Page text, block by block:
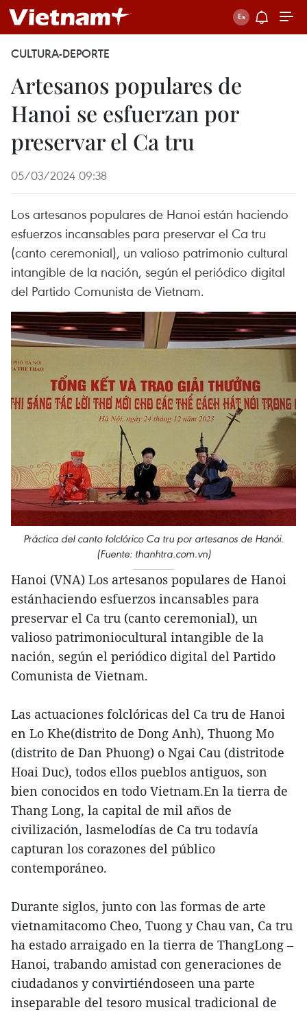
CULTURA-DEPORTE
Artesanos populares de
Hanoi se esfuerzan por
preservar el Ca tru
05/03/2024 09:38
Los artesanos populares de Hanoi están haciendo
esfuerzos incansables para preservar el Ca tru
(canto ceremonial), un valioso patrimonio cultural
intangible de la nación, según el periódico digital
del Partido Comunista de Vietnam.
Práctica del canto folclórico Ca tru por artesanos de Hanói.
(Fuente: thanhtra.com.vn)
Hanoi (VNA) Los artesanos populares de Hanoi
estánhaciendo esfuerzos incansables para
preservar el Ca tru (canto ceremonial), un
valioso patrimoniocultural intangible de la
nación, según el periódico digital del Partido
Comunista de Vietnam.
Las actuaciones folclóricas del Ca tru de Hanoi
en Lo Khe(distrito de Dong Anh), Thuong Mo
(distrito de Dan Phuong) o Ngai Cau (distritode
Hoai Duc), todos ellos pueblos antiguos, son
bien conocidos en todo Vietnam.En la tierra de
Thang Long, la capital de mil años de
civilización, lasmelodías de Ca tru todavía
capturan los corazones del público
contemporáneo.
Durante siglos, junto con las formas de arte
vietnamitacomo Cheo, Tuong y Chau van, Ca tru
ha estado arraigado en la tierra de ThangLong –
Hanoi, trabando amistad con generaciones de
ciudadanos y convirtiéndoseen una parte
inseparable del tesoro musical tradicional de